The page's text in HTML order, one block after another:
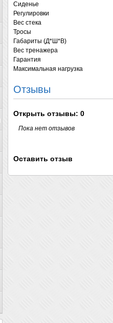
Сиденье
Регулировки
Вес стека
Тросы
Габариты (Д*Ш*В)
Вес тренажера
Гарантия
Максимальная нагрузка
Отзывы
Открыть отзывы: 0
Пока нет отзывов
Оставить отзыв